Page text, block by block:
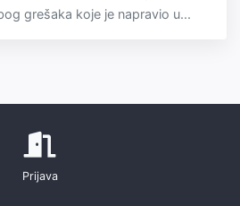
grešaka koje je napravio u...
Prijava